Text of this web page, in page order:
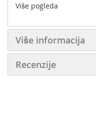
-Automatsko
Više pogleda
Više informacija
Recenzije